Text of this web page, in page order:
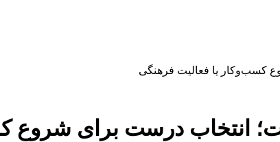
کسب‌وکار یا فعالیت فرهنگی
انتخاب درست برای شروع